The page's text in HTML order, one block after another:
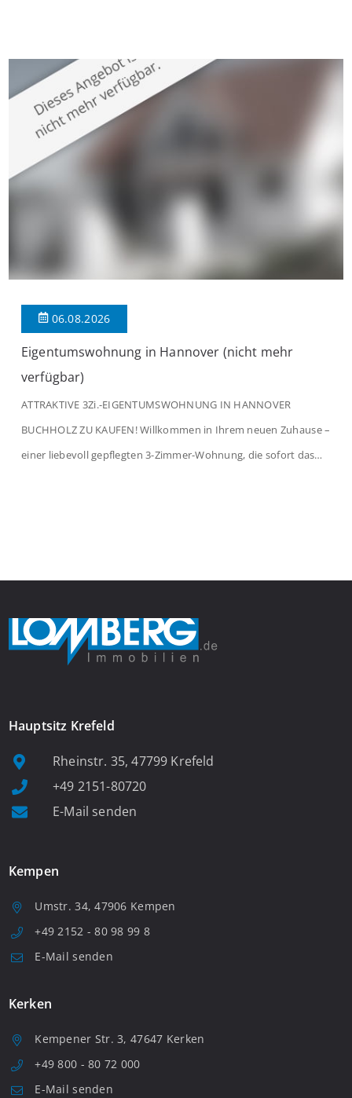
großzügige Räume und eine hochwertige Ausstattung, die
modernen Wohnkomfort mit einem stilvollen Ambiente
verbindet. Der […]
06.08.2026
Eigentumswohnung in Hannover (nicht mehr
verfügbar)
ATTRAKTIVE 3Zi.-EIGENTUMSWOHNUNG IN HANNOVER
BUCHHOLZ ZU KAUFEN! Willkommen in Ihrem neuen Zuhause –
einer liebevoll gepflegten 3-Zimmer-Wohnung, die sofort das
Hauptsitz Krefeld
Rheinstr. 35, 47799 Krefeld
+49 2151-80720
E-Mail senden
Kempen
Umstr. 34, 47906 Kempen
+49 2152 - 80 98 99 8
E-Mail senden
Kerken
Kempener Str. 3, 47647 Kerken
+49 800 - 80 72 000
E-Mail senden